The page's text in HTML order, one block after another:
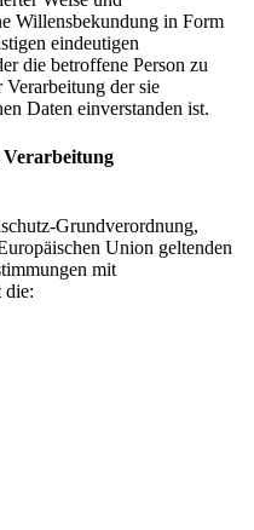
Willensbekundung in Form
eindeutigen
die betroffene Person zu
Verarbeitung der sie
Daten einverstanden ist.
Verarbeitung
Grundverordnung,
Union geltenden
mit
die: